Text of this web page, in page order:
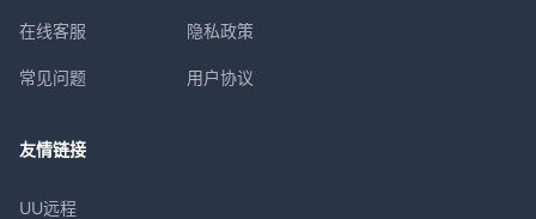
在线客服
常见问题
隐私政策
用户协议
友情链接
UU远程